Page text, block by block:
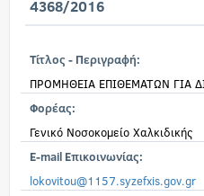
4368/2016
Τίτλος - Περιγραφή:
ΠΡΟΜΗΘΕΙΑ ΕΠΙΘΕΜΑΤΩΝ ΓΙΑ
Φορέας:
Γενικό Νοσοκομείο Χαλκιδικής
E-mail Επικοινωνίας:
lokovitou@1157.syzefxis.gov.gr